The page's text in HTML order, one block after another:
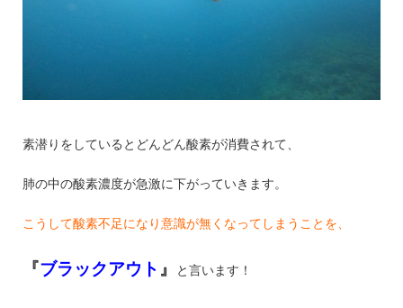
素潜りをしているとどんどん酸素が消費されて、
肺の中の酸素濃度が急激に下がっていきます。
こうして酸素不足になり意識が無くなってしまうことを、
『ブラックアウト 』 と言います！